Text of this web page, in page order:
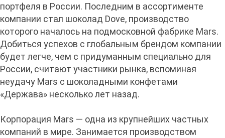
портфеля в России. Последним в ассортименте
компании стал шоколад Dove, производство
которого началось на подмосковной фабрике Mars.
Добиться успехов с глобальным брендом компании
будет легче, чем с придуманным специально для
России, считают участники рынка, вспоминая
неудачу Mars с шоколадными конфетами
«Держава» несколько лет назад.
Корпорация Mars — одна из крупнейших частных
компаний в мире. Занимается производством